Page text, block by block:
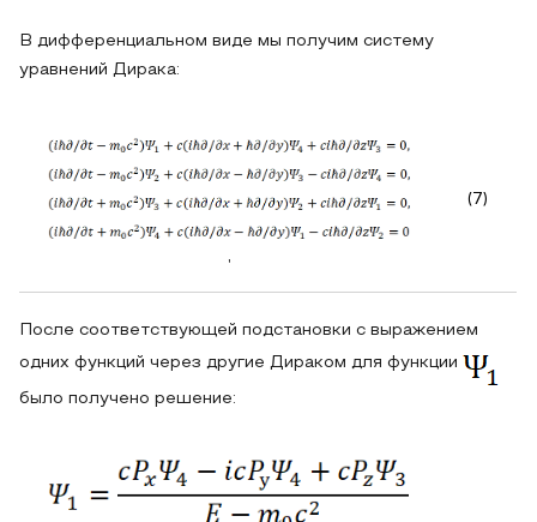
В дифференциальном виде мы получим систему
уравнений Дирака:
,
(7)
После соответствующей подстановки с выражением
одних функций через другие Дираком для функции
было получено решение: